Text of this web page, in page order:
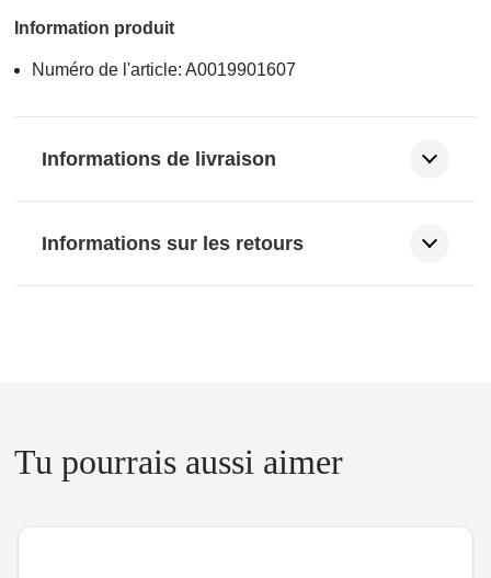
Information produit
Numéro de l'article: A0019901607
Informations de livraison
Informations sur les retours
Tu pourrais aussi aimer